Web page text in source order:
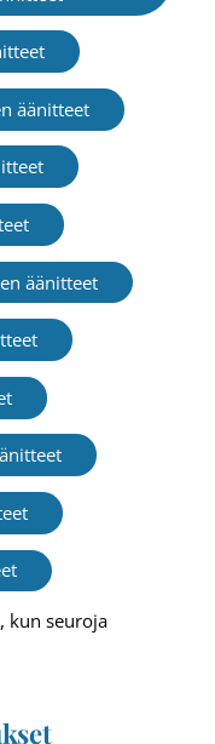
äänitteet
äänitteet
kun seuroja